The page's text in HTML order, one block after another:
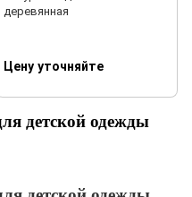
деревянная
Цену уточняйте
детской одежды